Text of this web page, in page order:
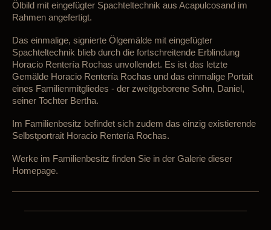
Ölbild mit eingefügter Spachteltechnik aus Acapulcosand im
Rahmen angefertigt.
Das einmalige, signierte Ölgemälde mit eingefügter
Spachteltechnik blieb durch die fortschreitende Erblindung
Horacio Rentería Rochas unvollendet. Es ist das letzte
Gemälde Horacio Rentería Rochas und das einmalige Portait
eines Familienmitgliedes - der zweitgeborene Sohn, Daniel,
seiner Tochter Bertha.
m Familienbesitz befindet sich zudem das einzig existierende
Selbstportrait Horacio Rentería Rochas.
Werke im Familienbesitz finden Sie in der Galerie dieser
Homepage.